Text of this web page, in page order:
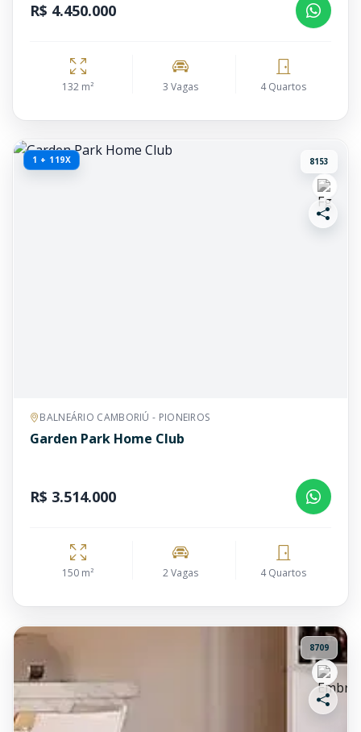
R$ 4.450.000
132 m² 3 Vagas 4 Quartos
1 + 119X 8153
BALNEÁRIO CAMBORIÚ - PIONEIROS
Garden Park Home Club
R$ 3.514.000
150 m² 2 Vagas 4 Quartos
8709